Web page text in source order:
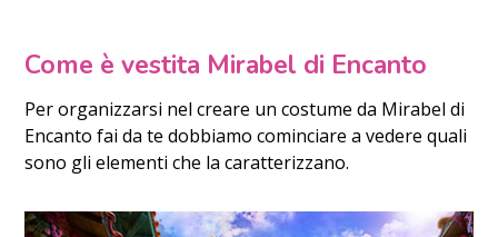
Come è vestita Mirabel di Encanto
Per organizzarsi nel creare un costume da Mirabel di
Encanto fai da te dobbiamo cominciare a vedere quali
sono gli elementi che la caratterizzano.